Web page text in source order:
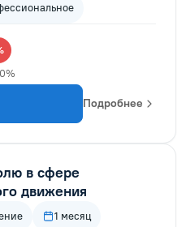
Подробнее
в сфере
движения
1 месяц